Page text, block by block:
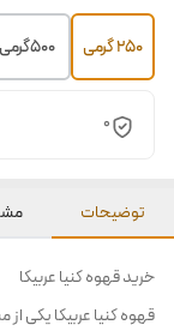
۲۵۰ گرمی ۵۰۰گرمی
0
توضیحات
خرید قهوه کنیا عربیکا
قهوه کنیا عربیکا یکی